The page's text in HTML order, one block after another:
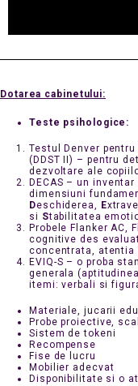
Dotarea cabinetului:
Teste psihologice:
Testul Denver
(DDST II) – pentru
dezvoltare ale
DECAS – un
dimensiuni
Deschiderea, E
si Stabilitatea
Probele Flanker AC,
cognitive des
concentrata, atentia
EVIQ-S – o proba
generala
itemi: verbali si
Materiale, jucarii
Probe proiective,
Sistem de tokeni
Recompense
Fise de lucru
Mobilier adecvat
Disponibilitate si o